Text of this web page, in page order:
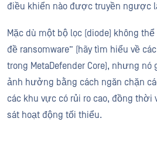
điều khiển nào được truyền ngược
Mặc dù một bộ lọc (diode) không
đề ransomware” (hãy tìm hiểu về
trong MetaDefender Core), nhưng
ảnh hưởng bằng cách ngăn chặn
các khu vực có rủi ro cao, đồng
sát hoạt động tối thiểu.